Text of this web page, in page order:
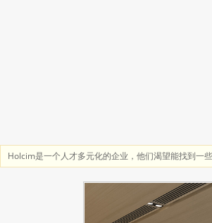
Holcim是一个人才多元化的企业，他们渴望能找到一